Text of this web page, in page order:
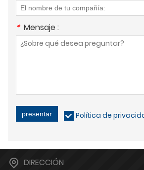
* Mensaje :
presentar Política de
DIRECCIÓN